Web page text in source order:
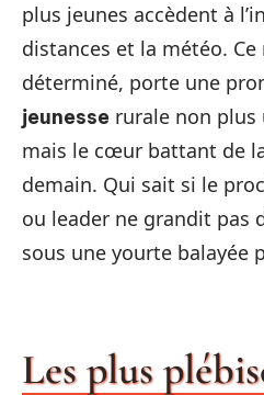
plus jeunes accèdent à
distances et la météo.
déterminé, porte une
jeunesse rurale non plus
mais le cœur battant de
demain. Qui sait si le
ou leader ne grandit pas
sous une yourte balayée
Les plus